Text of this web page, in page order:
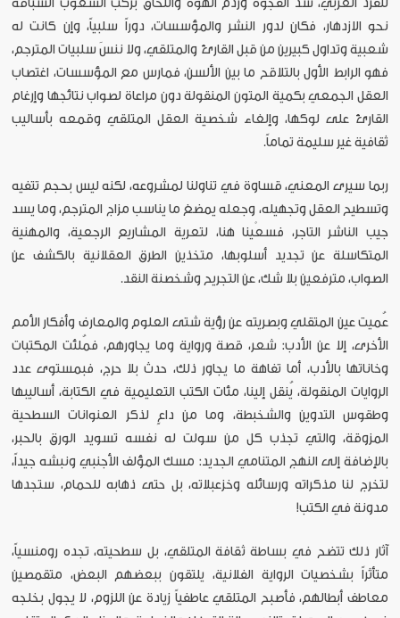
نحو الازدهار، فكان لدور النشر والمؤسسات، دوراً سلبياً، وإن كانت له
شعبية وتداول كبيرين من قبل القارئ والمتلقي، ولا ننسَ سلبيات المترجم،
فهو الرابط الأول بالتلاقح ما بين الألسن، فمارس مع المؤسسات، اغتصاب
العقل الجمعي بكمية المتون المنقولة دون مراعاة لصواب نتائجها وإرغام
القارئ على لوكها، وإلغاء شخصية العقل المتلقي وقمعه بأساليب
ثقافية غير سليمة تماماً.
ربما سيرى المعني، قساوة في تناولنا لمشروعه، لكنه ليس بحجم تتفيه
وتسطيح العقل وتجهيله، وجعله يمضغ ما يناسب مزاج المترجم، وما يسد
جيب الناشر التاجر، فسعْينا هنا، لتعرية المشاريع الرجعية، والمهنية
المتكاسلة عن تجديد أسلوبها، متخذين الطرق العقلانية بالكشف عن
الصواب، مترفعين بلا شك، عن التجريح وشخصنة النقد.
عُميت عين المتقلي وبصريته عن رؤية شتى العلوم والمعارف وأفكار الأمم
الأخرى، إلا عن الأدب: شعر، قصة ورواية وما يجاورهم، فمُلئت المكتبات
وخاناتها بالأدب، أما تفاهة ما يجاور ذلك، حدث بلا حرج، فبمستوى عدد
الروايات المنقولة، يُنقل إلينا، مئات الكتب التعليمية في الكتابة، أساليبها
وطقوس التدوين والشخبطة، وما من داعٍ لذكر العنوانات السطحية
المزوقة، والتي تجذب كل من سولت له نفسه تسويد الورق بالحبر،
بالإضافة إلى النهج المتنامي الجديد: مسك المؤلف الأجنبي ونبشه جيداً،
لتخرج لنا مذكراته ورسائله وخزعبلاته، بل حتى ذهابه للحمام، ستجدها
مدونة في الكتب!
آثار ذلك تتضح في بساطة ثقافة المتلقي، بل سطحيته، تجده رومنسياً،
متأثراً بشخصيات الرواية الفلانية، يلتقون ببعضهم البعض، متقمصين
معاطف أبطالهم، فأصبح المتلقي عاطفياً زيادة عن اللزوم، لا يجول بخلجه